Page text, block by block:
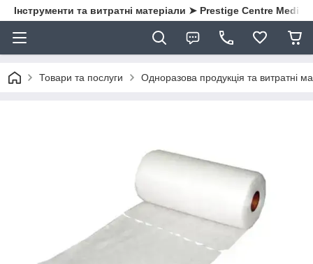
Інструменти та витратні матеріали ➤ Prestige Centre Medical
Товари та послуги Одноразова продукція та витратні